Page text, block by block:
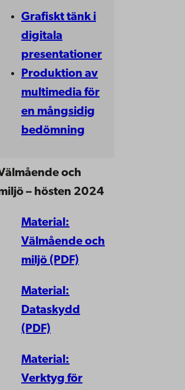
Grafiskt tänk i
digitala
presentationer
Produktion av
multimedia för
en mångsidig
bedömning
och
– hösten 2024
Material:
Välmående och
miljö (PDF)
Material:
Dataskydd
(PDF)
Material:
Verktyg för